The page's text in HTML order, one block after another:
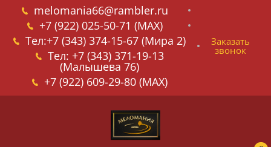
melomania66@rambler.ru
+7 (922) 025-50-71 (MAX)
Тел:+7 (343) 374-15-67 (Мира 2)
Тел: +7 (343) 371-19-13
(Малышева 76)
+7 (922) 609-29-80 (MAX)
Заказать
звонок